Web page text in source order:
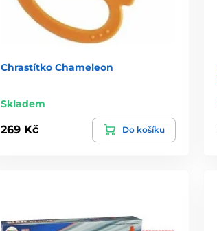
Chrastítko Chameleon
Skladem
269 Kč Do košíku